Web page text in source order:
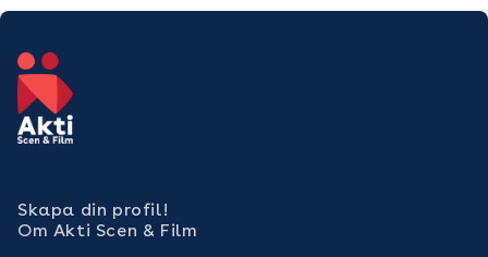
Skapa din profil!
Om Akti Scen & Film